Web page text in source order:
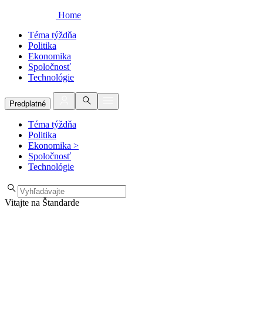
Home
Téma týždňa
Politika
Ekonomika
Spoločnosť
Technológie
Predplatné
Téma týždňa
Politika
Ekonomika >
Spoločnosť
Technológie
Vitajte na Štandarde